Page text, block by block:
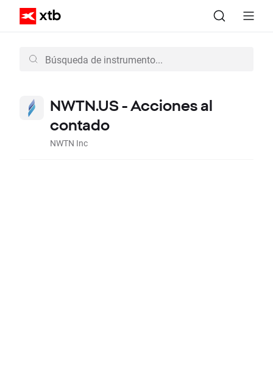
NWTN.US - Acciones al
contado
NWTN Inc